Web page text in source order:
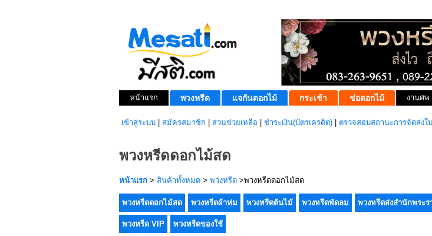
หน้าแรก พวงหรีด แจกันดอกไม้ กระเช้า ช่อดอกไม้ งานศพ
เข้าสู่ระบบ สมัครสมาชิก ส่วนช่วยเหลือ ชำระเงิน(บัตรเครดิต) ตรวจสอบสถานะการจัดส่งใ
พวงหรีดดอกไม้สด
หน้าแรก > สินค้าทั้งหมด > พวงหรีด >พวงหรีดดอกไม้สด
พวงหรีดดอกไม้สด พวงหรีดผ้าห่ม พวงหรีดต้นไม้ พวงหรีดพัดลม พวงหรีดส่งสำนักพระร
พวงหรีด VIP พวงหรีดของใช้